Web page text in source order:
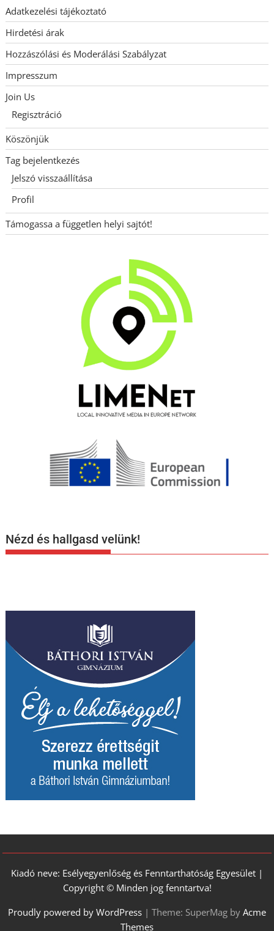
Adatkezelési tájékoztató
Hirdetési árak
Hozzászólási és Moderálási Szabályzat
Impresszum
Join Us
Regisztráció
Köszönjük
Tag bejelentkezés
Jelszó visszaállítása
Profil
Támogassa a független helyi sajtót!
Nézd és hallgasd velünk!
Kiadó neve: Esélyegyenlőség és Fenntarthatóság Egyesület |
Copyright © Minden jog fenntartva!
Proudly powered by WordPress | Theme: SuperMag by Acme
Themes